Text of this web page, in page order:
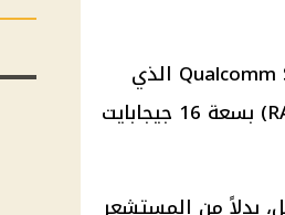
تحت الغطاء، تم تجهيز الجهاز بمعالج Qualcomm Snapdragon 8 Gen 3 الذي
يستهدف أجهزة Galaxy مقترنًا بذاكرة وصول عشوائي (RAM) بسعة 16 جيجابايت
كاميرا رئيسية بدقة 200 ميجابكسل، بدلاً من المستشعر